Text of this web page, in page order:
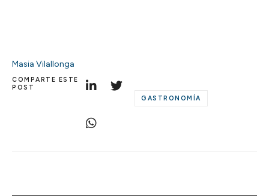
Masia Vilallonga
COMPARTE ESTE
POST
GASTRONOMÍA